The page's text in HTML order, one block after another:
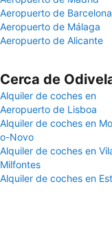
Aeropuerto de Barcelona
Aeropuerto de Málaga
Aeropuerto de Alicante
Cerca de
Alquiler de coches en
Aeropuerto de Lisboa
Alquiler de coches en
o-Novo
Alquiler de coches en
Milfontes
Alquiler de coches en